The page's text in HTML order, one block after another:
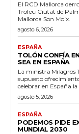
El RCD Mallorca
Trofeu Ciutat de
Mallorca Son Moix.
agosto 6, 2026
ESPAÑA
TOLÓN CONFÍA
SEA EN ESPAÑA
La ministra Milagros
supuesto
celebrar en España
agosto 5, 2026
ESPAÑA
PODEMOS PIDE
MUNDIAL 2030